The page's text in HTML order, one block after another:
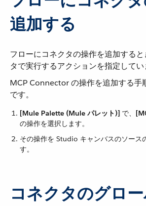
追加する
フローにコネクタの操作を追加する
タで実行するアクションを指定してい
MCP Connector の操作を追加する手
です。
[Mule Palette (Mule パレット)] ​ で、​
の操作を選択します。
その操作を Studio キャンバスのソース
す。
コネクタのグロ